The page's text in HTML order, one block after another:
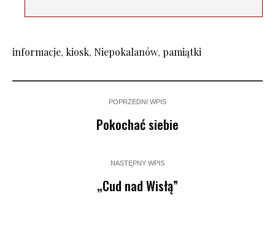
informacje, kiosk, Niepokalanów, pamiątki
POPRZEDNI WPIS
Pokochać siebie
NASTĘPNY WPIS
„Cud nad Wisłą”